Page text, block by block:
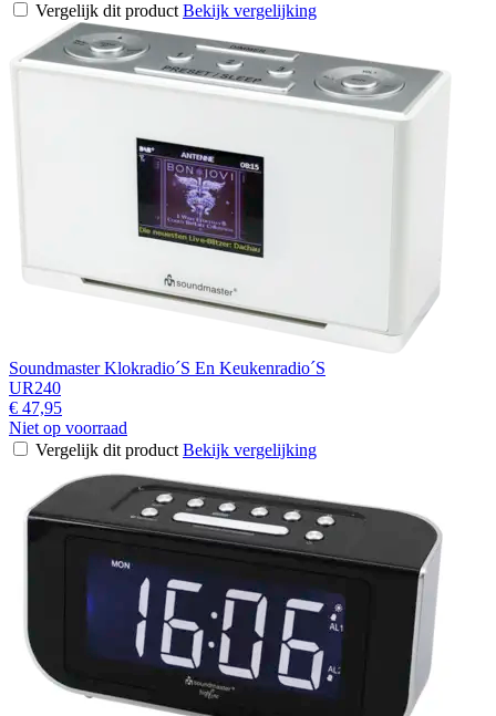
Vergelijk dit product Bekijk vergelijking
Soundmaster Klokradio´S En Keukenradio´S
UR240
€ 47,95
Niet op voorraad
Vergelijk dit product Bekijk vergelijking